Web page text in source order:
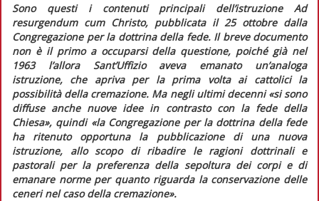
Sono questi i contenuti principali dell’istruzione Ad
resurgendum cum Christo, pubblicata il 25 ottobre dalla
Congregazione per la dottrina della fede. Il breve documento
non è il primo a occuparsi della questione, poiché già nel
1963 l’allora Sant’Uffizio aveva emanato un’analoga
istruzione, che apriva per la prima volta ai cattolici la
possibilità della cremazione. Ma negli ultimi decenni«si sono
diffuse anche nuove idee in contrasto con la fede della
Chiesa», quindi «la Congregazione per la dottrina della fede
ha ritenuto opportuna la pubblicazione di una nuova
istruzione, allo scopo di ribadire le ragioni dottrinali e
pastorali per la preferenza della sepoltura dei corpi e di
emanare norme per quanto riguarda la conservazione delle
ceneri nel caso della cremazione».